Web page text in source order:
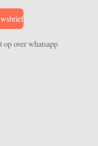
op over whatsapp